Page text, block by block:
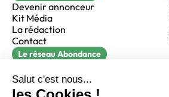
Devenir annonceur
Kit Média
La rédaction
Contact
Le réseau Abondance
Réacteur
alfie formation